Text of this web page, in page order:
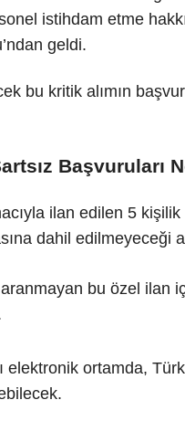
istihdam etme
geldi.
bu kritik alımın
Başvuruları
ilan edilen 5 kişilik
dahil edilmeyeceği
bu özel ilan
elektronik ortamda,